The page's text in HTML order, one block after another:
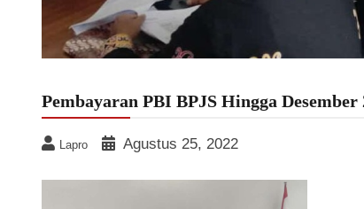
Pembayaran PBI BPJS Hingga Desember
Lapro Agustus 25, 2022